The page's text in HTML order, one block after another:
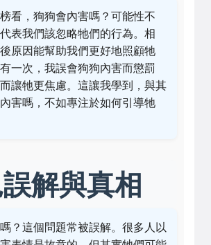
看，狗狗會內害嗎？可能性不
表我們該忽略牠們的行為。相
原因能幫助我們更好地照顧牠
一次，我誤會狗狗內害而懲罰
讓牠更焦慮。這讓我學到，與其
害嗎，不如專注於如何引導牠
解與真相
？這個問題常被誤解。很多人以